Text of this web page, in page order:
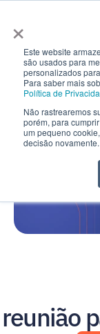
×
Este website
são usados ​​para
personalizados
Para saber mais
Política de
Não rastrearemos
porém, para
um pequeno
decisão novamente.
Metodologia
Consultoria
Software
Contato
Curso ABM
Sobre
O